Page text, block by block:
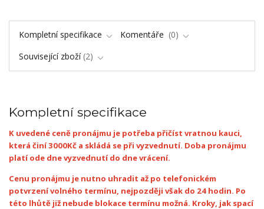
Kompletní specifikace Komentáře
0
Související zboží 2
Kompletní specifikace
K uvedené ceně pronájmu je potřeba přičíst vratnou kauci,
která činí 3000Kč a skládá se při vyzvednutí. Doba pronájmu
platí ode dne vyzvednutí do dne vrácení.
Cenu pronájmu je nutno uhradit až po telefonickém
potvrzení volného termínu, nejpozději však do 24 hodin. Po
této lhůtě již nebude blokace termínu možná. Kroky, jak spací